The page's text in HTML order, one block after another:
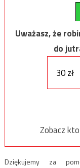
Uważasz, że
do
30 zł
Zobacz
Dziękujemy za